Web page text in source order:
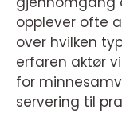
opplever ofte
over hvilken
erfaren aktør
for
servering til